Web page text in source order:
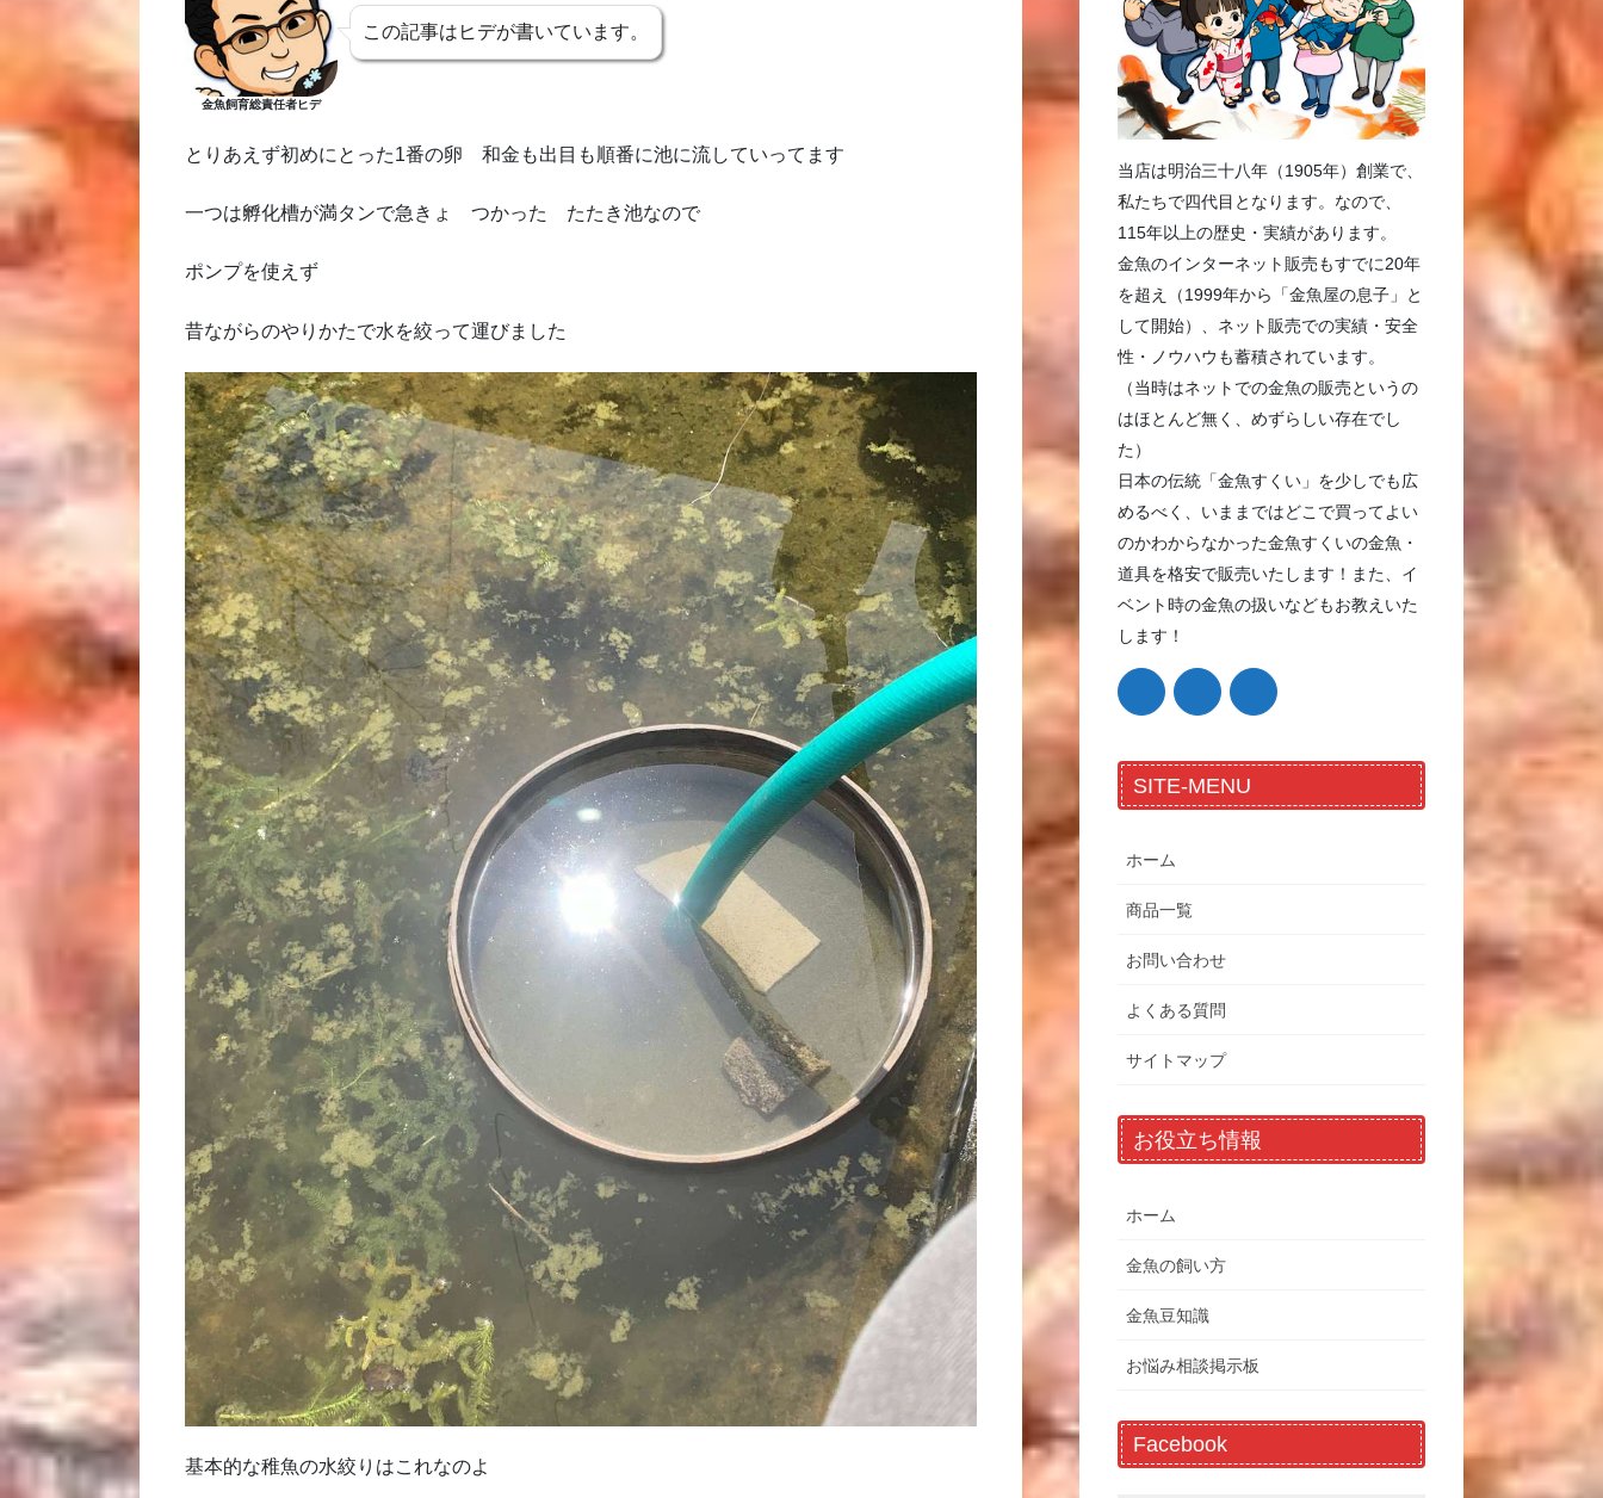
金魚飼育総責任者ヒデ
この記事はヒデが書いています。
とりあえず初めにとった1番の卵 和金も出目も順番に池に流していってます
一つは孵化槽が満タンで急きょ つかった たたき池なので
ポンプを使えず
昔ながらのやりかたで水を絞って運びました
基本的な稚魚の水絞りはこれなのよ
当店は明治三十八年（1905年）創業で、
私たちで四代目となります。なので、
115年以上の歴史・実績があります。
金魚のインターネット販売もすでに20年
を超え（1999年から「金魚屋の息子」と
して開始）、ネット販売での実績・安全
性・ノウハウも蓄積されています。
（当時はネットでの金魚の販売というの
はほとんど無く、めずらしい存在でし
た）
日本の伝統「金魚すくい」を少しでも広
めるべく、いままではどこで買ってよい
のかわからなかった金魚すくいの金魚・
道具を格安で販売いたします！また、イ
ベント時の金魚の扱いなどもお教えいた
します！
SITE-MENU
ホーム
商品一覧
お問い合わせ
よくある質問
サイトマップ
お役立ち情報
ホーム
金魚の飼い方
金魚豆知識
お悩み相談掲示板
Facebook